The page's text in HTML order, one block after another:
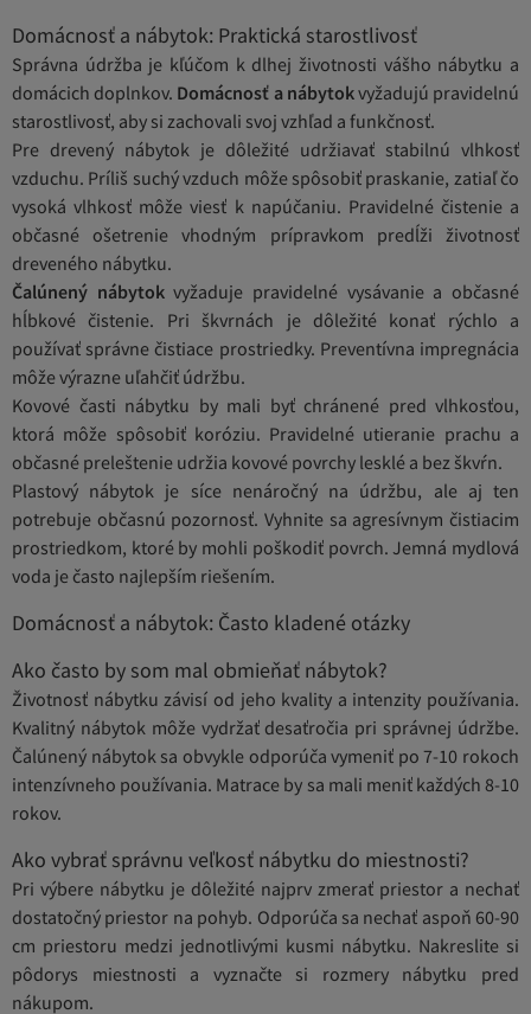
Domácnosť a nábytok: Praktická starostlivosť
Správna údržba je kľúčom k dlhej životnosti vášho nábytku a
domácich doplnkov. Domácnosť a nábytokvyžadujú pravidelnú
starostlivosť, aby si zachovali svoj vzhľad a funkčnosť.
Pre drevený nábytok je dôležité udržiavať stabilnú vlhkosť
vzduchu. Príliš suchý vzduch môže spôsobiť praskanie, zatiaľ čo
vysoká vlhkosť môže viesť k napúčaniu. Pravidelné čistenie a
občasné ošetrenie vhodným prípravkom predĺži životnosť
dreveného nábytku.
Čalúnený nábytokvyžaduje pravidelné vysávanie a občasné
hĺbkové čistenie. Pri škvrnách je dôležité konať rýchlo a
používať správne čistiace prostriedky. Preventívna impregnácia
môže výrazne uľahčiť údržbu.
Kovové časti nábytku by mali byť chránené pred vlhkosťou,
ktorá môže spôsobiť koróziu. Pravidelné utieranie prachu a
občasné preleštenie udržia kovové povrchy lesklé a bez škvŕn.
Plastový nábytok je síce nenáročný na údržbu, ale aj ten
potrebuje občasnú pozornosť. Vyhnite sa agresívnym čistiacim
prostriedkom, ktoré by mohli poškodiť povrch. Jemná mydlová
voda je často najlepším riešením.
Domácnosť a nábytok: Často kladené otázky
Ako často by som mal obmieňať nábytok?
Životnosť nábytku závisí od jeho kvality a intenzity používania.
Kvalitný nábytok môže vydržať desaťročia pri správnej údržbe.
Čalúnený nábytok sa obvykle odporúča vymeniť po 7-10 rokoch
intenzívneho používania. Matrace by sa mali meniť každých 8-10
rokov.
Ako vybrať správnu veľkosť nábytku do miestnosti?
Pri výbere nábytku je dôležité najprv zmerať priestor a nechať
dostatočný priestor na pohyb. Odporúča sa nechať aspoň 60-90
cm priestoru medzi jednotlivými kusmi nábytku. Nakreslite si
pôdorys miestnosti a vyznačte si rozmery nábytku pred
nákupom.